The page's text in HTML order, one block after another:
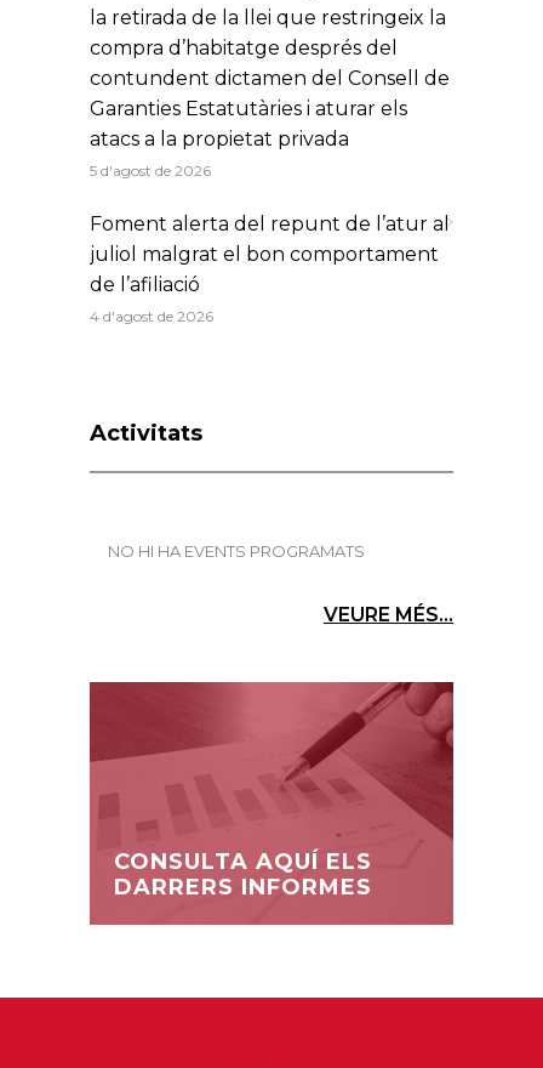
la retirada de la llei que restringeix la
compra d’habitatge després del
contundent dictamen del Consell de
Garanties Estatutàries i aturar els
atacs a la propietat privada
5 d'agost de 2026
Foment alerta del repunt de l’atur al
juliol malgrat el bon comportament
de l’afiliació
4 d'agost de 2026
Activitats
NO HI HA EVENTS PROGRAMATS
VEURE MÉS...
CONSULTA AQUÍ ELS
DARRERS INFORMES